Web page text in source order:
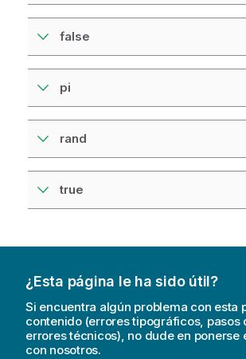
false
pi
rand
true
¿Esta página le ha sido útil?
Si encuentra algún problema con esta
contenido (errores tipográficos, pasos
errores técnicos), no dude en ponerse
con nosotros.